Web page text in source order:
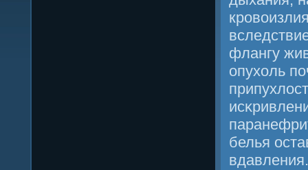
флангу
опухоль
белья
вдавления.